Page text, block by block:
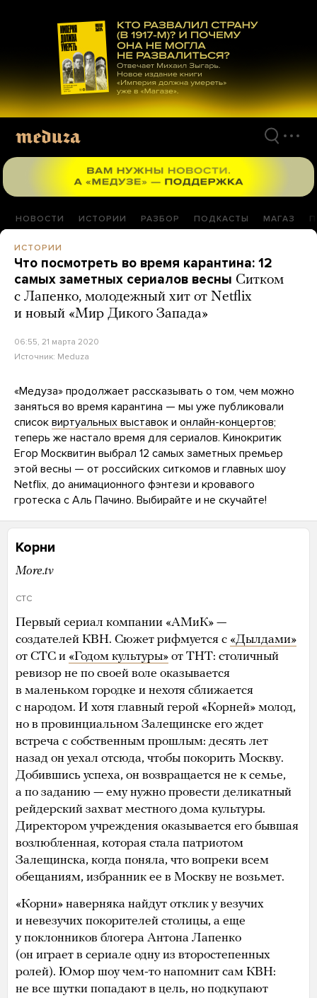
материалам
НОВОСТИ ИСТОРИИ РАЗБОР ПОДКАСТЫ МАГАЗ
ИСТОРИИ
Что посмотреть во время карантина: 12
самых заметных сериалов весны Ситком
с Лапенко, молодежный хит от Netflix
и новый «Мир Дикого Запада»
06:55, 21 марта 2020
Источник: Meduza
«Медуза» продолжает рассказывать о том, чем можно
заняться во время карантина — мы уже публиковали
список виртуальных выставок и онлайн-концертов;
теперь же настало время для сериалов. Кинокритик
Егор Москвитин выбрал 12 самых заметных премьер
этой весны — от российских ситкомов и главных шоу
Netflix, до анимационного фэнтези и кровавого
гротеска с Аль Пачино. Выбирайте и не скучайте!
Корни
More.tv
СТС
Первый сериал компании «АМиК» —
создателей КВН. Сюжет рифмуется с «Дылдами»
от СТС и «Годом культуры» от ТНТ: столичный
ревизор не по своей воле оказывается
в маленьком городке и нехотя сближается
с народом. И хотя главный герой «Корней» молод,
но в провинциальном Залещинске его ждет
встреча с собственным прошлым: десять лет
назад он уехал отсюда, чтобы покорить Москву.
Добившись успеха, он возвращается не к семье,
а по заданию — ему нужно провести деликатный
рейдерский захват местного дома культуры.
Директором учреждения оказывается его бывшая
возлюбленная, которая стала патриотом
Залещинска, когда поняла, что вопреки всем
обещаниям, избранник ее в Москву не возьмет.
«Корни» наверняка найдут отклик у везучих
и невезучих покорителей столицы, а еще
у поклонников блогера Антона Лапенко
(он играет в сериале одну из второстепенных
ролей). Юмор шоу чем-то напомнит сам КВН:
не все шутки попадают в цель, но подкупают